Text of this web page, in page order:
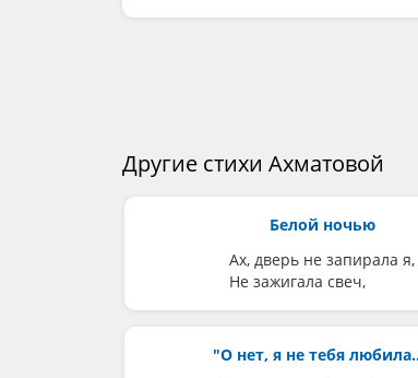
Другие стихи Ахматовой
Белой ночью
Ах, дверь не запирала я,
Не зажигала свеч,
"О нет, я не тебя